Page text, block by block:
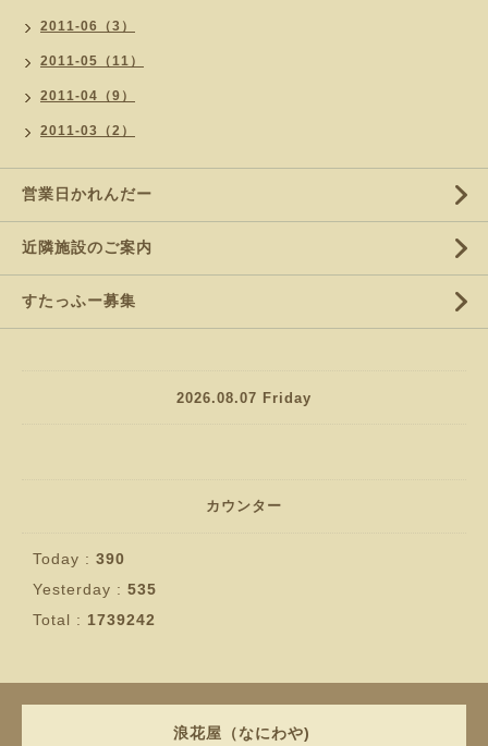
2011-06（3）
2011-05（11）
2011-04（9）
2011-03（2）
営業日かれんだー
近隣施設のご案内
すたっふー募集
2026.08.07 Friday
カウンター
Today : 390
Yesterday : 535
Total : 1739242
浪花屋（なにわや)